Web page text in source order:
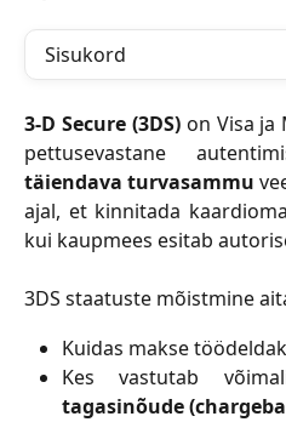
Sisukord
3-D Secure (3DS)on Visa ja
pettusevastane
täiendava turvasammu
ajal, et kinnitada
kui kaupmees esitab
3DS staatuste mõistmine
Kuidas makse
Kes vastutab
tagasinõude